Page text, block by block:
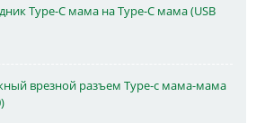
Type-C мама на Type-C мама (USB
врезной разъем Type-c мама-мама